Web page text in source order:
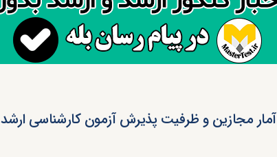
آمار مجازین و ظرفیت پذیرش آزمون کارشناسی ارشد